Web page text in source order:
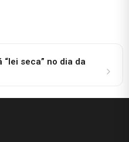
seca” no dia da